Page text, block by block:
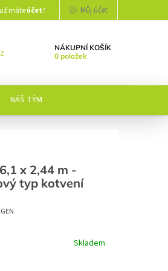
máteúčet? Můj účet
NÁKUPNÍ KOŠÍK
0 položek
NÁŠ TÝM
x 2,44 m -
typ kotvení
Skladem